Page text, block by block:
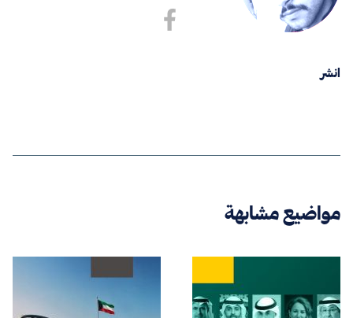
انشر
مواضيع مشابهة